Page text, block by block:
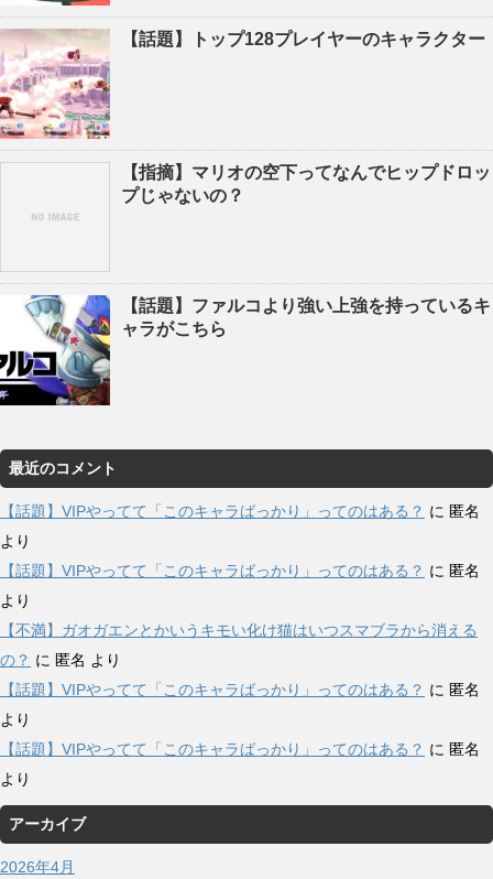
【話題】トップ128プレイヤーのキャラクター
【指摘】マリオの空下ってなんでヒップドロッ
プじゃないの？
【話題】ファルコより強い上強を持っているキ
ャラがこちら
最近のコメント
【話題】VIPやってて「このキャラばっかり」ってのはある？ に 匿名
より
【話題】VIPやってて「このキャラばっかり」ってのはある？ に 匿名
より
【不満】ガオガエンとかいうキモい化け猫はいつスマブラから消える
の？ に 匿名 より
【話題】VIPやってて「このキャラばっかり」ってのはある？ に 匿名
より
【話題】VIPやってて「このキャラばっかり」ってのはある？ に 匿名
より
アーカイブ
2026年4月